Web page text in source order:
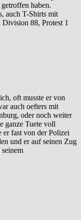
haben.
auch T-Shirts mit
88, Protest 1
oft musste er von
auch oefters mit
oder noch weiter
ganze Tuete voll
fast von der Polizei
und er auf seinen Zug